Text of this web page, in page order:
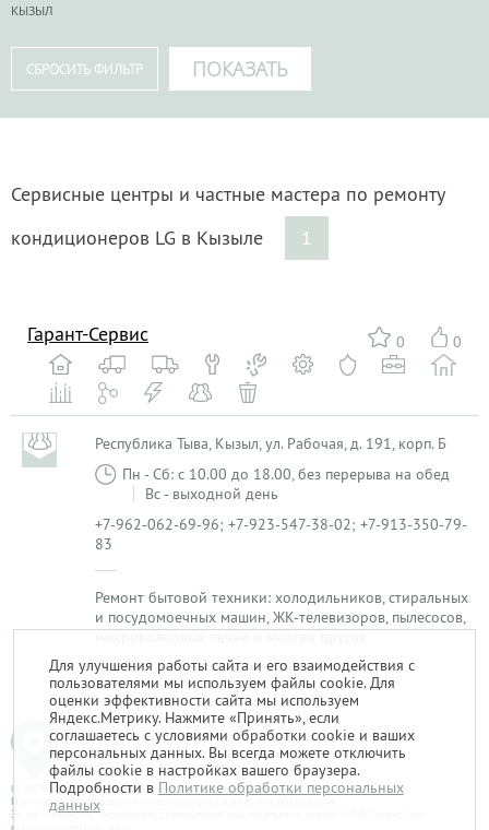
КЫЗЫЛ
Сервисные центры и частные мастера по ремонту
кондиционеров LG в Кызыле
1
0 0
Гарант-Сервис
Республика Тыва, Кызыл, ул. Рабочая, д. 191, корп. Б
Пн - Сб: с 10.00 до 18.00, без перерыва на обед
Вс - выходной день
+7-962-062-69-96; +7-923-547-38-02; +7-913-350-79-
83
Ремонт бытовой техники: холодильников, стиральных
и посудомоечных машин, ЖК-телевизоров, пылесосов,
микроволновых печей и многое другое
1
© 2014-2026. «Мой Сервис-Гид» – проект группы «Текарт».
При любом использовании материалов ресурса ссылка обязательна.
За достоверность информации, размещенной пользователями, портал «Мой Сервис-Гид»
Для улучшения работы сайта и его взаимодействия с
пользователями мы используем файлы cookie. Для
оценки эффективности сайта мы используем
Яндекс.Метрику. Нажмите «Принять», если
соглашаетесь с условиями обработки cookie и ваших
персональных данных. Вы всегда можете отключить
файлы cookie в настройках вашего браузера.
Подробности в Политике обработки персональных
данных